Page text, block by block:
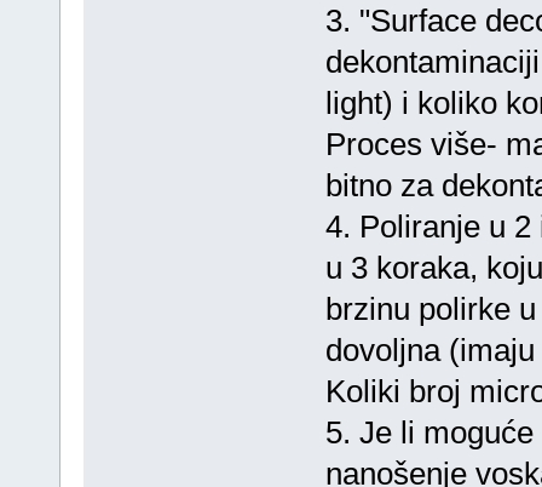
3. "Surface
light) i koliko
Proces više-
bitno za
4. Poliranje u
u 3 koraka,
brzinu polirke
dovoljna
Koliki broj
5. Je li
nanošenje